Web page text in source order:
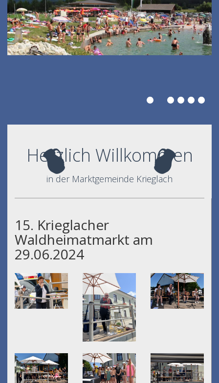
Herzlich Willkommen
in der Marktgemeinde Krieglach
15. Krieglacher
Waldheimatmarkt am
29.06.2024